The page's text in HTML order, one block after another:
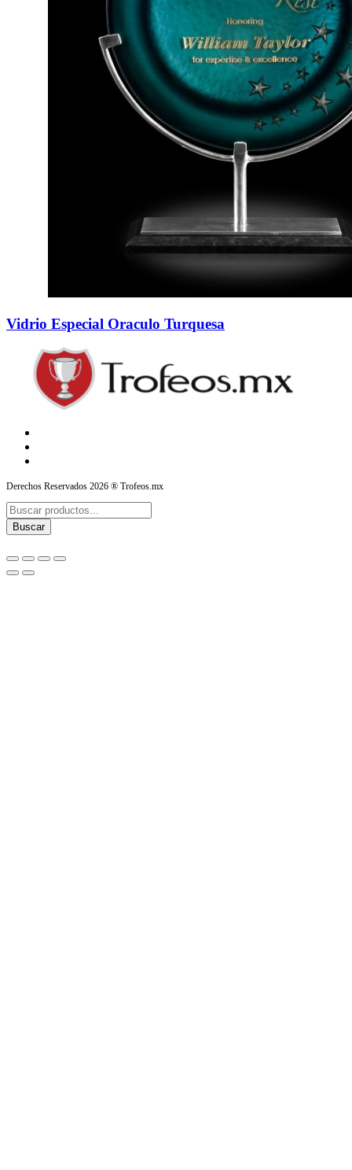
Vidrio Especial Oraculo Turquesa
Derechos Reservados 2026 ® Trofeos.mx
Products
search
Buscar